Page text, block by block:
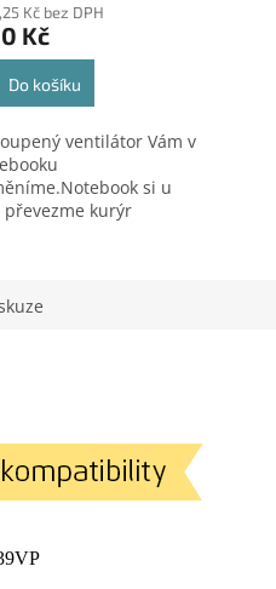
Kč bez DPH
Kč
Do košíku
ventilátor Vám v
si u
převezme kurýr
Vám zařízení